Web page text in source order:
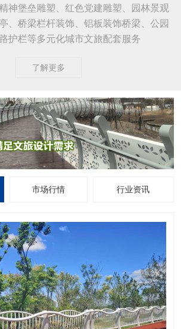
神堡垒雕塑、红色党建雕塑、园林景观
、桥梁栏杆装饰、铝板装饰桥梁、公园
护栏等多元化城市文旅配套服务
了解更多
市场行情 行业资讯